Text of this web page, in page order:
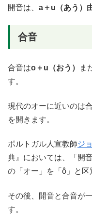
開音は、 a＋u（あう）
合音
合音はo＋u（おう） ま
す。
現代のオーに近いのは
を開きます。
ポルトガル人宣教師ジ
典』においては、「開
の「オー」を「ô」と区
その後、開音と合音が
す。